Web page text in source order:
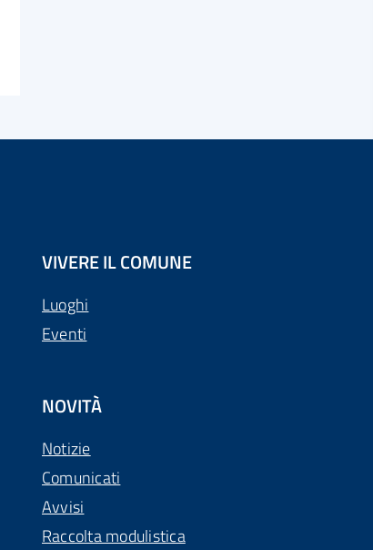
VIVERE IL COMUNE
Luoghi
Eventi
NOVITÀ
Notizie
Comunicati
Avvisi
Raccolta modulistica